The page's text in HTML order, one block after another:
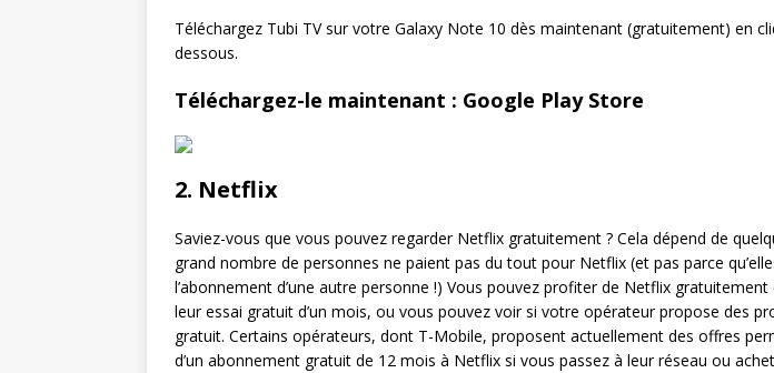
Téléchargez Tubi TV sur votre Galaxy Note 10 dès maintenant (gratuitement) en
dessous.
Téléchargez-le maintenant : Google Play Store
2. Netflix
Saviez-vous que vous pouvez regarder Netflix gratuitement ? Cela dépend de
grand nombre de personnes ne paient pas du tout pour Netflix (et pas parce
l’abonnement d’une autre personne !) Vous pouvez profiter de Netflix
leur essai gratuit d’un mois, ou vous pouvez voir si votre opérateur propose des
gratuit. Certains opérateurs, dont T-Mobile, proposent actuellement des offres
d’un abonnement gratuit de 12 mois à Netflix si vous passez à leur réseau ou